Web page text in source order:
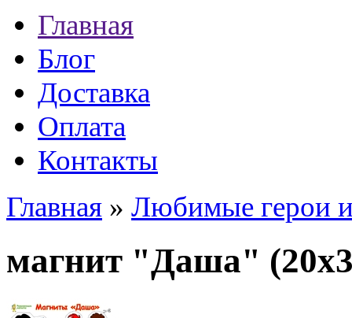
Главная
Блог
Доставка
Оплата
Контакты
Главная » Любимые герои
магнит "Даша"